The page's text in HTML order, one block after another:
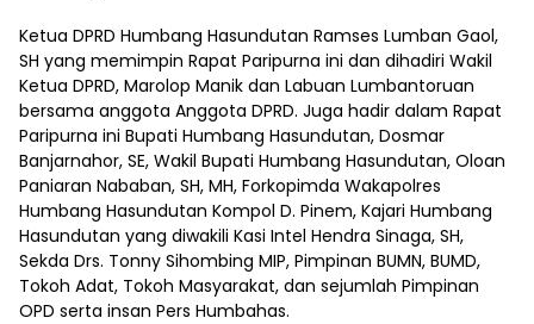
Ketua DPRD Humbang Hasundutan Ramses Lumban Gaol,
SH yang memimpin Rapat Paripurna ini dan dihadiri Wakil
Ketua DPRD, Marolop Manik dan Labuan Lumbantoruan
bersama anggota Anggota DPRD. Juga hadir dalam Rapat
Paripurna ini Bupati Humbang Hasundutan, Dosmar
Banjarnahor, SE, Wakil Bupati Humbang Hasundutan, Oloan
Paniaran Nababan, SH, MH, Forkopimda Wakapolres
Humbang Hasundutan Kompol D. Pinem, Kajari Humbang
Hasundutan yang diwakili Kasi Intel Hendra Sinaga, SH,
Sekda Drs. Tonny Sihombing MIP, Pimpinan BUMN, BUMD,
Tokoh Adat, Tokoh Masyarakat, dan sejumlah Pimpinan
OPD serta insan Pers Humbahas.